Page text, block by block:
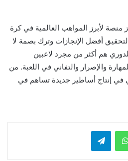
منصة لأبرز المواهب العالمية في كرة
أفضل الإنجازات وترك بصمة لا
هم أكثر من مجرد لاعبين
والإصرار والتفاني في اللعبة. من
في إنتاج أساطير جديدة تساهم في
واتساب